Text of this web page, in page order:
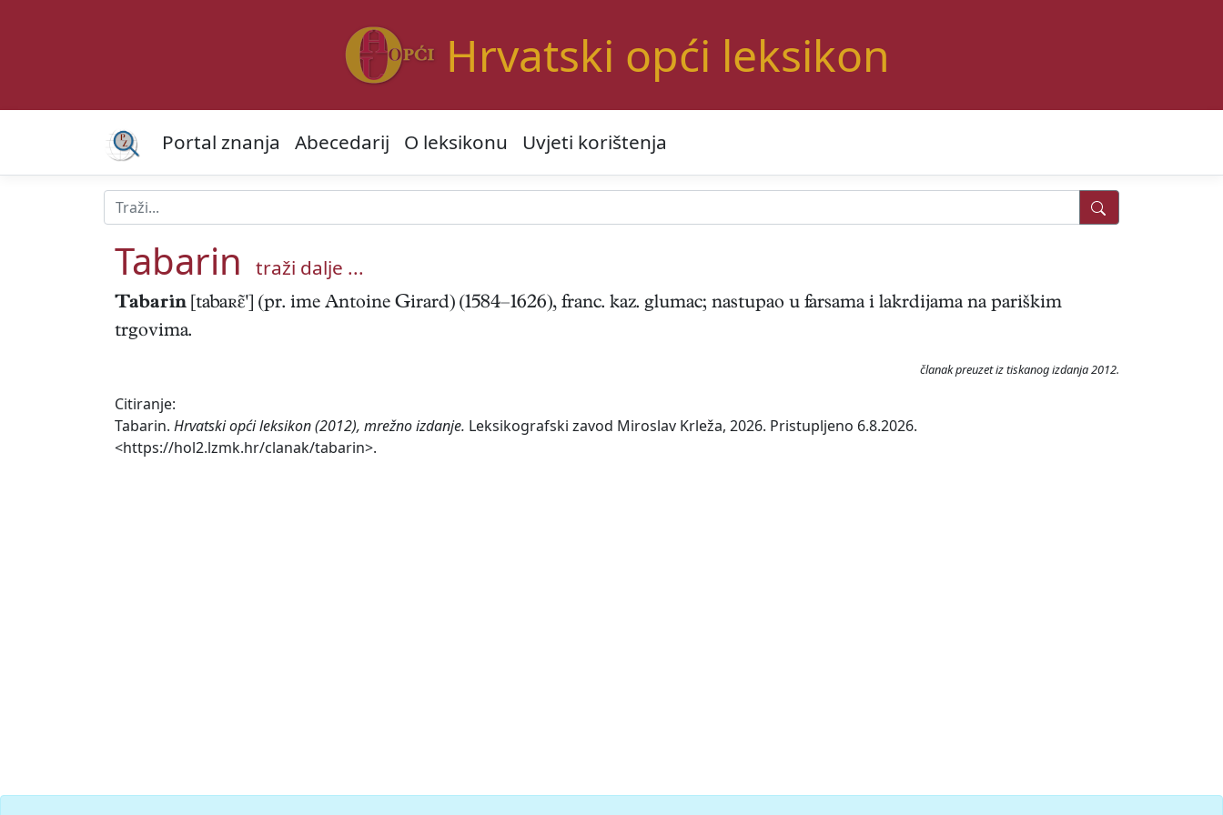
Hrvatski opći leksikon
Portal znanja Abecedarij O leksikonu Uvjeti korištenja
Tabarin traži dalje ...
Tabarin [tabaʀ'] (pr. ime Antoine Girard) (1584–1626), franc. kaz. glumac; nastupao u farsama i lakrdijama na pariškim
trgovima.
članak preuzet iz tiskanog izdanja 2012.
Citiranje:
Tabarin. Hrvatski opći leksikon (2012), mrežno izdanje. Leksikografski zavod Miroslav Krleža, 2026. Pristupljeno 6.8.2026.
<https://hol2.lzmk.hr/clanak/tabarin>.